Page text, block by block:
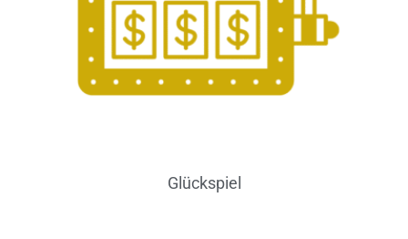
Glückspiel